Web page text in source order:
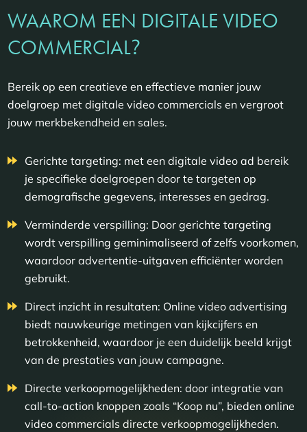
WAAROM EEN DIGITALE VIDEO
COMMERCIAL?
Bereik op een creatieve en effectieve manier jouw
doelgroep met digitale video commercials en vergroot
jouw merkbekendheid en sales.
Gerichte targeting: met een digitale video ad bereik
je specifieke doelgroepen door te targeten op
demografische gegevens, interesses en gedrag.
Verminderde verspilling: Door gerichte targeting
wordt verspilling geminimaliseerd of zelfs voorkomen,
waardoor advertentie-uitgaven efficiënter worden
gebruikt.
Direct inzicht in resultaten: Online video advertising
biedt nauwkeurige metingen van kijkcijfers en
betrokkenheid, waardoor je een duidelijk beeld krijgt
van de prestaties van jouw campagne.
Directe verkoopmogelijkheden: door integratie van
call-to-action knoppen zoals “Koop nu”, bieden online
video commercials directe verkoopmogelijkheden.